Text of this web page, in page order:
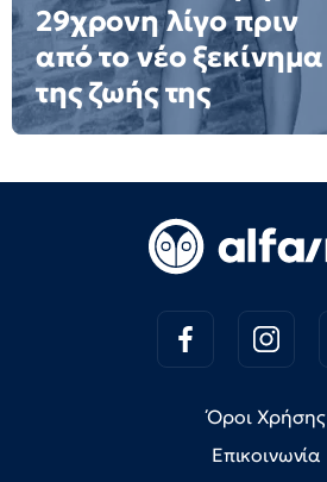
29χρονη λίγο πριν
από το νέο ξεκίνημα
της ζωής της
Όροι Χρήσης
Επικοινωνία